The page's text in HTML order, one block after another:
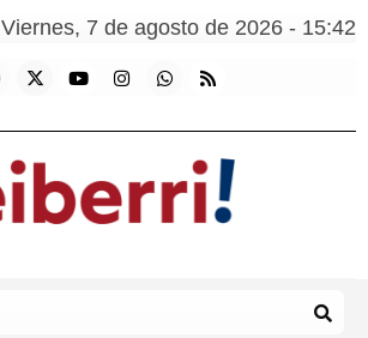
Viernes, 7 de agosto de 2026 - 15:42